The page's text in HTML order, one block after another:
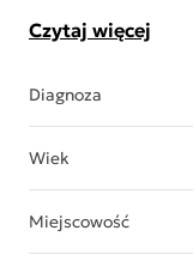
Czytaj więcej
Diagnoza
Wiek
Miejscowość